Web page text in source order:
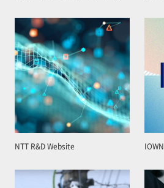
NTT R&D Website IOWN